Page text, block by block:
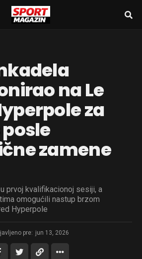
na Le
za
zamene
prvoj kvalifikacionoj sesiji, a
omogućili nastup brzom
Hyperpole
pre: jun 13, 2026